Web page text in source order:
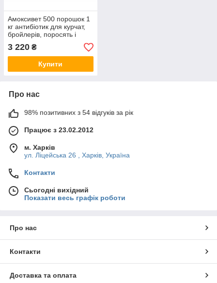
Амоксивет 500 порошок 1
кг антибіотик для курчат,
бройлерів, поросять і
телят
3 220 ₴
Купити
Про нас
98% позитивних з 54 відгуків за рік
Працює з 23.02.2012
м. Харків
ул. Ліцейська 26 , Харків, Україна
Контакти
Сьогодні вихідний
Показати весь графік роботи
Про нас
Контакти
Доставка та оплата